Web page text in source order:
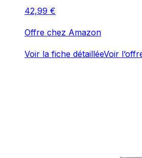
42,99 €
Offre chez Amazon
Voir la fiche détailléeVoir